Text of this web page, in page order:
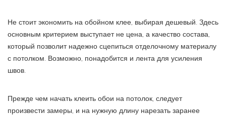
Не стоит экономить на обойном клее, выбирая дешевый. Здесь
основным критерием выступает не цена, а качество состава,
который позволит надежно сцепиться отделочному материалу
с потолком. Возможно, понадобится и лента для усиления
швов.
Прежде чем начать клеить обои на потолок, следует
произвести замеры, и на нужную длину нарезать заранее